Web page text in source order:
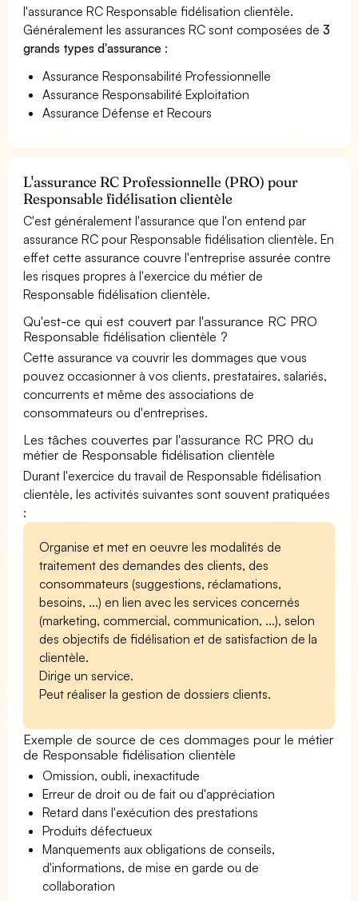
l'assurance RC Responsable fidélisation clientèle.
Généralement les assurances RC sont composées de3
grands types d'assurance :
Assurance Responsabilité Professionnelle
Assurance Responsabilité Exploitation
Assurance Défense et Recours
L'assurance RC Professionnelle (PRO) pour
Responsable fidélisation clientèle
C'est généralement l'assurance que l'on entend par
assurance RC pour Responsable fidélisation clientèle. En
effet cette assurance couvre l'entreprise assurée contre
les risques propres à l'exercice du métier de
Responsable fidélisation clientèle.
Qu'est-ce qui est couvert par l'assurance RC PRO
Responsable fidélisation clientèle ?
Cette assurance va couvrir les dommages que vous
pouvez occasionner à vos clients, prestataires, salariés,
concurrents et même des associations de
consommateurs ou d'entreprises.
Les tâches couvertes par l'assurance RC PRO du
métier de Responsable fidélisation clientèle
Durant l'exercice du travail de Responsable fidélisation
clientèle, les activités suivantes sont souvent pratiquées
:
Organise et met en oeuvre les modalités de
traitement des demandes des clients, des
consommateurs (suggestions, réclamations,
besoins, ...) en lien avec les services concernés
(marketing, commercial, communication, ...), selon
des objectifs de fidélisation et de satisfaction de la
clientèle.
Dirige un service.
Peut réaliser la gestion de dossiers clients.
Exemple de source de ces dommages pour le métier
de Responsable fidélisation clientèle
Omission, oubli, inexactitude
Erreur de droit ou de fait ou d'appréciation
Retard dans l'exécution des prestations
Produits défectueux
Manquements aux obligations de conseils,
d'informations, de mise en garde ou de
collaboration